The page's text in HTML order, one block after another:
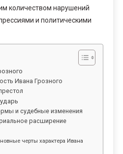
количеством нарушений
и политическими
Ивана Грозного
и судебные изменения
расширение
черты характера Ивана